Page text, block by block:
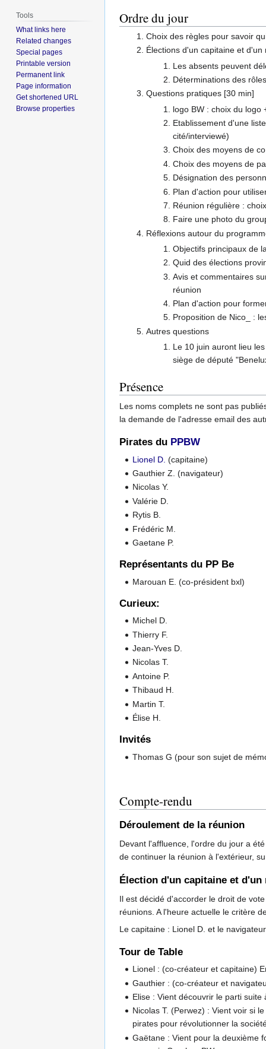
Ordre du jour
Choix des règles pour savoir
Élections d'un capitaine et d'un
Les absents peuvent
Déterminations des
Questions pratiques [30 min]
logo BW : choix du logo
Etablissement d'une
cité/interviewé)
Choix des moyens de
Choix des moyens de
Désignation des
Plan d'action pour
Réunion régulière :
Faire une photo du
Réflexions autour du
Objectifs principaux de
Quid des élections
Avis et commentaires
réunion
Plan d'action pour
Proposition de Nico_ :
Autres questions
Le 10 juin auront lieu
siège de député
Présence
Les noms complets ne sont pas
la demande de l'adresse email des
Pirates du PPBW
Lionel D. (capitaine)
Gauthier Z. (navigateur)
Nicolas Y.
Valérie D.
Rytis B.
Frédéric M.
Gaetane P.
Représentants du PP Be
Marouan E. (co-président bxl)
Curieux:
Michel D.
Thierry F.
Jean-Yves D.
Nicolas T.
Antoine P.
Thibaud H.
Martin T.
Élise H.
Invités
Thomas G (pour son sujet de
Compte-rendu
Déroulement de la réunion
Devant l'affluence, l'ordre du jour a
de continuer la réunion à l'extérieur,
Élection d'un capitaine et d'un
Il est décidé d'accorder le droit de
réunions. A l'heure actuelle le critère
Le capitaine : Lionel D. et le
Tour de Table
Lionel : (co-créateur et capitaine)
Gauthier : (co-créateur et
Elise : Vient découvrir le parti
Nicolas T. (Perwez) : Vient voir si
pirates pour révolutionner la
Gaëtane : Vient pour la deuxième
Tools
What links here
Related changes
Special pages
Printable version
Permanent link
Page information
Get shortened URL
Browse properties